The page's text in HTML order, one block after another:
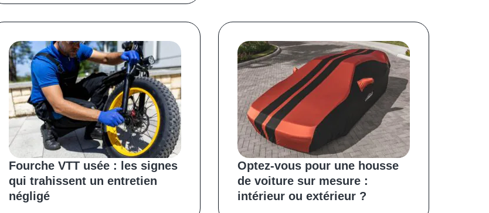
Fourche VTT usée : les signes
qui trahissent un entretien
négligé
Optez-vous pour une housse
de voiture sur mesure :
intérieur ou extérieur ?